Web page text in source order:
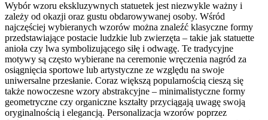
Wybór wzoru ekskluzywnych statuetek jest niezwykle ważny i
zależy od okazji oraz gustu obdarowywanej osoby. Wśród
najczęściej wybieranych wzorów można znaleźć klasyczne formy
przedstawiające postacie ludzkie lub zwierzęta – takie jak statuette
anioła czy lwa symbolizującego siłę i odwagę. Te tradycyjne
motywy są często wybierane na ceremonie wręczenia nagród za
osiągnięcia sportowe lub artystyczne ze względu na swoje
uniwersalne przesłanie. Coraz większą popularnością cieszą się
także nowoczesne wzory abstrakcyjne – minimalistyczne formy
geometryczne czy organiczne kształty przyciągają uwagę swoją
oryginalnością i elegancją. Personalizacja wzorów poprzez